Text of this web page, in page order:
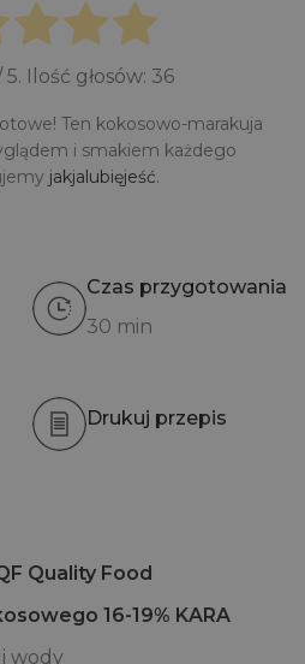
5. Ilość głosów: 36
Ten kokosowo-marakuja
i smakiem każdego
jakjalubięjeść.
Czas przygotowania
30 min
Drukuj przepis
Quality Food
16-19% KARA
wody